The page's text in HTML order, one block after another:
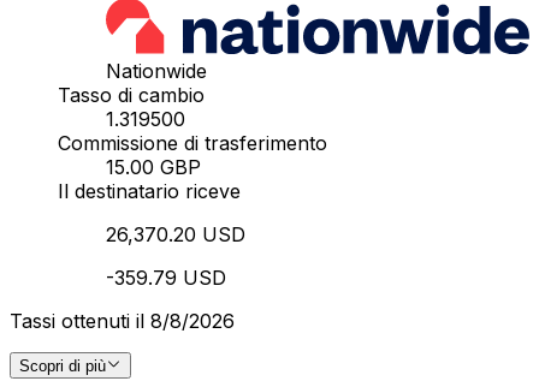
Nationwide
Tasso di cambio
1.319500
Commissione di trasferimento
15.00 GBP
Il destinatario riceve
26,370.20 USD
-359.79 USD
Tassi ottenuti il 8/8/2026
Scopri di più